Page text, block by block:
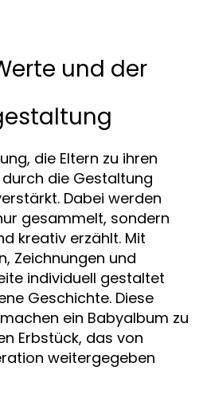
und der
die Eltern zu ihren
die Gestaltung
Dabei werden
gesammelt, sondern
kreativ erzählt. Mit
Zeichnungen und
individuell gestaltet
Geschichte. Diese
ein Babyalbum zu
Erbstück, das von
weitergegeben